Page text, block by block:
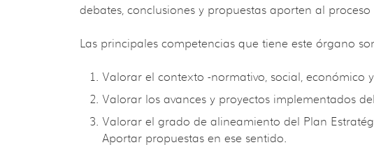
debates, conclusiones y propuestas aporten al
Las principales competencias que tiene este órgano
Valorar el contexto -normativo, social, económico
Valorar los avances y proyectos implementados
Valorar el grado de alineamiento del Plan
Aportar propuestas en ese sentido.